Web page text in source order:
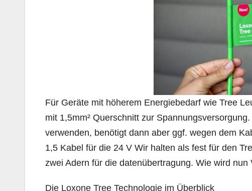
Für Geräte mit höherem Energiebedarf wie Tree
mit 1,5mm² Querschnitt zur
verwenden, benötigt dann aber ggf. wegen dem
1,5 Kabel für die 24 V Wir halten als fest für den
zwei Adern für die datenübertragung. Wie wird nun
Die Loxone Tree Technologie im Überblick